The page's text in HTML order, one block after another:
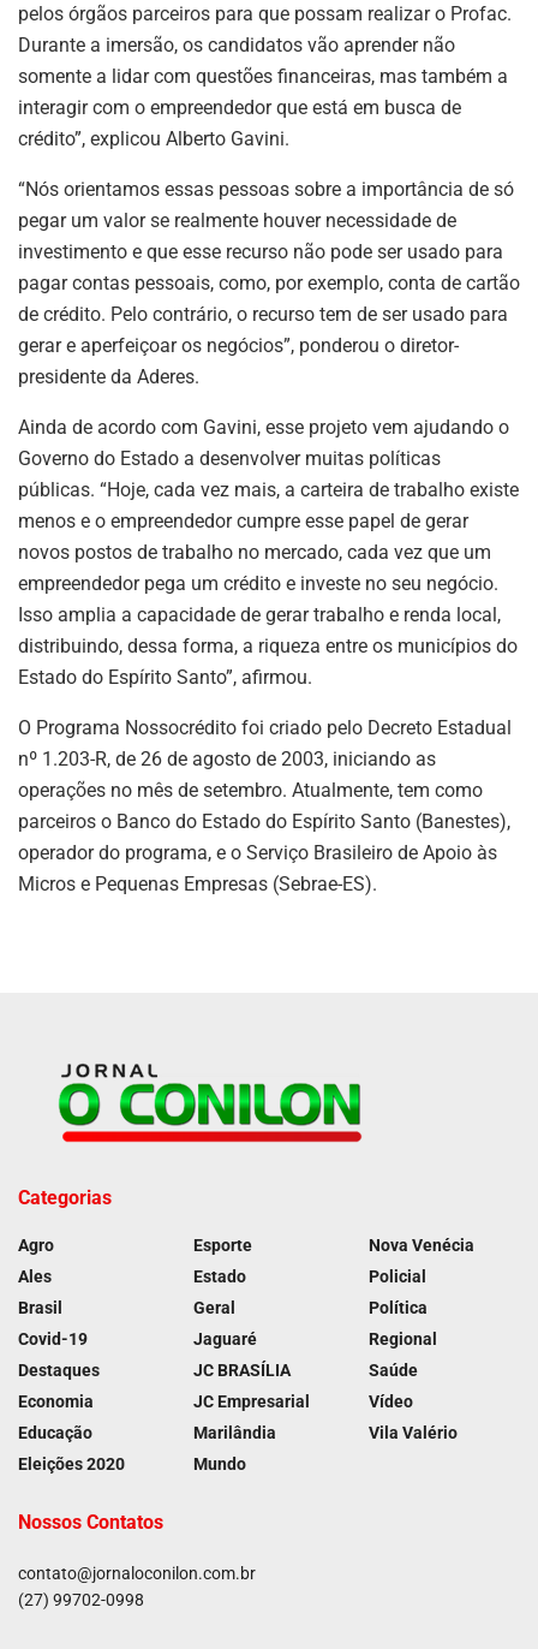
pelos órgãos parceiros para que possam realizar o Profac.
Durante a imersão, os candidatos vão aprender não
somente a lidar com questões financeiras, mas também a
interagir com o empreendedor que está em busca de
crédito”, explicou Alberto Gavini.
“Nós orientamos essas pessoas sobre a importância de só
pegar um valor se realmente houver necessidade de
investimento e que esse recurso não pode ser usado para
pagar contas pessoais, como, por exemplo, conta de cartão
de crédito. Pelo contrário, o recurso tem de ser usado para
gerar e aperfeiçoar os negócios”, ponderou o diretor-
presidente da Aderes.
Ainda de acordo com Gavini, esse projeto vem ajudando o
Governo do Estado a desenvolver muitas políticas
públicas. “Hoje, cada vez mais, a carteira de trabalho existe
menos e o empreendedor cumpre esse papel de gerar
novos postos de trabalho no mercado, cada vez que um
empreendedor pega um crédito e investe no seu negócio.
Isso amplia a capacidade de gerar trabalho e renda local,
distribuindo, dessa forma, a riqueza entre os municípios do
Estado do Espírito Santo”, afirmou.
O Programa Nossocrédito foi criado pelo Decreto Estadual
nº 1.203-R, de 26 de agosto de 2003, iniciando as
operações no mês de setembro. Atualmente, tem como
parceiros o Banco do Estado do Espírito Santo (Banestes),
operador do programa, e o Serviço Brasileiro de Apoio às
Micros e Pequenas Empresas (Sebrae-ES).
Categorias
Agro
Ales
Brasil
Covid-19
Destaques
Economia
Educação
Eleições 2020
Esporte
Estado
Geral
Jaguaré
JC BRASÍLIA
JC Empresarial
Marilândia
Mundo
Nova Venécia
Policial
Política
Regional
Saúde
Vídeo
Vila Valério
Nossos Contatos
contato@jornaloconilon.com.br
(27) 99702-0998